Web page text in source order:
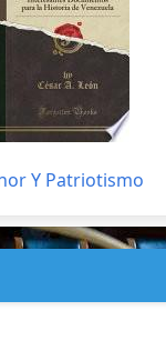
Y Patriotismo